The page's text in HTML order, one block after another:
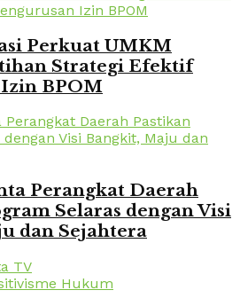
Perkuat UMKM
Strategi Efektif
BPOM
Perangkat Daerah
Selaras dengan Visi
dan Sejahtera
TV